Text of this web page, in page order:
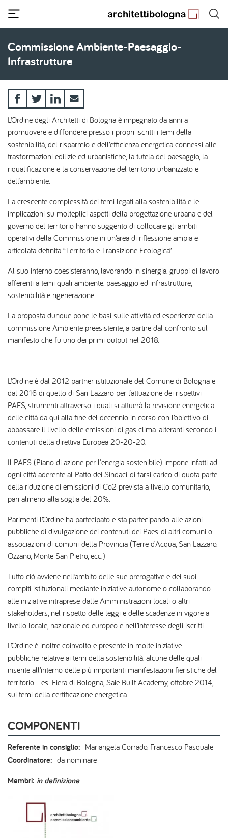
contenuto
principale
Commissione Ambiente-Paesaggio-
Infrastrutture
L’Ordine degli Architetti di Bologna è impegnato da anni a
promuovere e diffondere presso i propri iscritti i temi della
sostenibilità, del risparmio e dell’efficienza energetica connessi alle
trasformazioni edilizie ed urbanistiche, la tutela del paesaggio, la
riqualificazione e la conservazione del territorio urbanizzato e
dell’ambiente.
La crescente complessità dei temi legati alla sostenibilità e le
implicazioni su molteplici aspetti della progettazione urbana e del
governo del territorio hanno suggerito di collocare gli ambiti
operativi della Commissione in un’area di riflessione ampia e
articolata definita “Territorio e Transizione Ecologica”.
Al suo interno coesisteranno, lavorando in sinergia, gruppi di lavoro
afferenti a temi quali ambiente, paesaggio ed infrastrutture,
sostenibilità e rigenerazione.
La proposta dunque pone le basi sulle attività ed esperienze della
commissione Ambiente preesistente, a partire dal confronto sul
manifesto che fu uno dei primi output nel 2018.
L’Ordine è dal 2012 partner istituzionale del Comune di Bologna e
dal 2016 di quello di San Lazzaro per l’attuazione dei rispettivi
PAES, strumenti attraverso i quali si attuerà la revisione energetica
delle città da qui alla fine del decennio in corso con l’obiettivo di
abbassare il livello delle emissioni di gas clima-alteranti secondo i
contenuti della direttiva Europea 20-20-20.
Il PAES (Piano di azione per l'energia sostenibile) impone infatti ad
ogni città aderente al Patto dei Sindaci di farsi carico di quota parte
della riduzione di emissioni di Co2 prevista a livello comunitario,
pari almeno alla soglia del 20%.
Parimenti l’Ordine ha partecipato e sta partecipando alle azioni
pubbliche di divulgazione dei contenuti dei Paes di altri comuni o
associazioni di comuni della Provincia (Terre d’Acqua, San Lazzaro,
Ozzano, Monte San Pietro, ecc.)
Tutto ciò avviene nell’ambito delle sue prerogative e dei suoi
compiti istituzionali mediante iniziative autonome o collaborando
alle iniziative intraprese dalle Amministrazioni locali o altri
stakeholders, nel rispetto delle leggi e delle scadenze in vigore a
livello locale, nazionale ed europeo e nell’interesse degli iscritti.
L’Ordine è inoltre coinvolto e presente in molte iniziative
pubbliche relative ai temi della sostenibilità, alcune delle quali
inserite all’interno delle più importanti manifestazioni fieristiche del
territorio - es. Fiera di Bologna, Saie Built Academy, ottobre 2014,
sui temi della certificazione energetica.
COMPONENTI
Referente in consiglio: Mariangela Corrado, Francesco Pasquale
Coordinatore: da nominare
Membri: in definizione
Image